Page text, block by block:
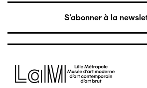
S'abonner à la
Image